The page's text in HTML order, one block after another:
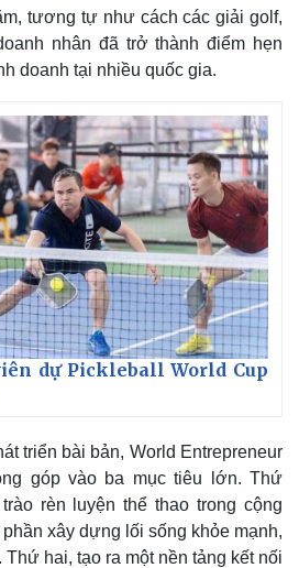
Sành điệu
Tin Công nghệ
Trải nghiệm
Chuyển đổi số
tương tự như cách các giải golf,
nhân đã trở thành điểm hẹn
doanh tại nhiều quốc gia.
dự Pickleball World Cup
triển bài bản, World Entrepreneur
góp vào ba mục tiêu lớn. Thứ
rèn luyện thể thao trong cộng
xây dựng lối sống khỏe mạnh,
hai, tạo ra một nền tảng kết nối